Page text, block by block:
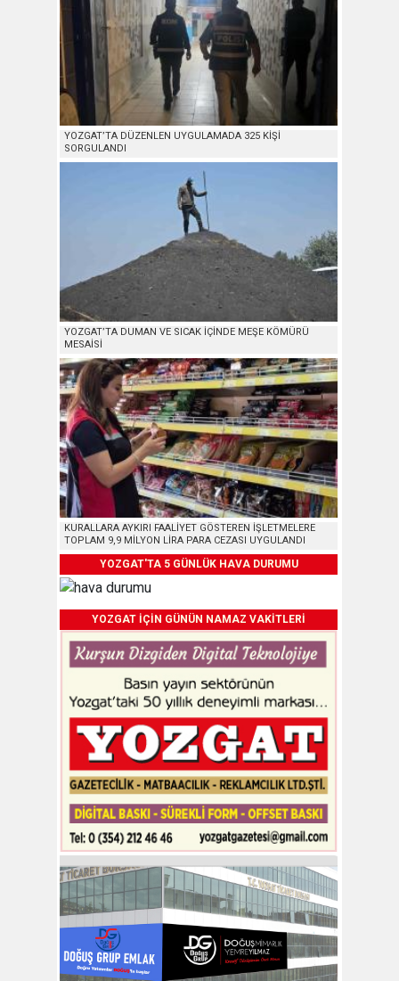
YOZGAT’TA DÜZENLEN UYGULAMADA 325 KİŞİ
SORGULANDI
YOZGAT’TA DUMAN VE SICAK İÇİNDE MEŞE KÖMÜRÜ
MESAİSİ
KURALLARA AYKIRI FAALİYET GÖSTEREN İŞLETMELERE
TOPLAM 9,9 MİLYON LİRA PARA CEZASI UYGULANDI
YOZGAT'TA 5 GÜNLÜK HAVA DURUMU
YOZGAT İÇİN GÜNÜN NAMAZ VAKİTLERİ